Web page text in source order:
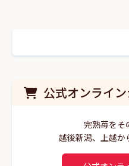
公式オンライ
完熟苺をそ
越後新潟、上越か